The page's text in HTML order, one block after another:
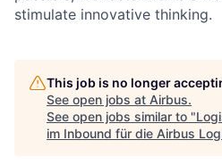
stimulate innovative thinking.
This job is no longer
See open jobs at Airbus.
See open jobs similar to "
im Inbound für die Airbus